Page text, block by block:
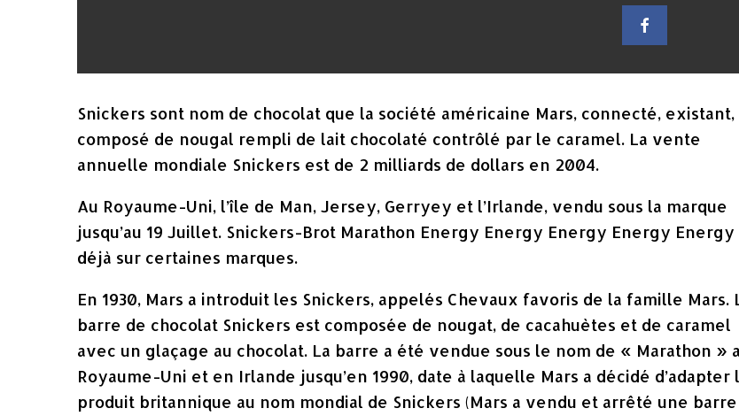
Snickers sont nom de chocolat que la société américaine Mars, connecté, existant,
composé de nougal rempli de lait chocolaté contrôlé par le caramel. La vente
annuelle mondiale Snickers est de 2 milliards de dollars en 2004.
Au Royaume-Uni, l’île de Man, Jersey, Gerryey et l’Irlande, vendu sous la marque
jusqu’au 19 Juillet. Snickers-Brot Marathon Energy Energy Energy Energy Energy
déjà sur certaines marques.
En 1930, Mars a introduit les Snickers, appelés Chevaux favoris de la famille Mars.
barre de chocolat Snickers est composée de nougat, de cacahuètes et de caramel
avec un glaçage au chocolat. La barre a été vendue sous le nom de « Marathon »
Royaume-Uni et en Irlande jusqu’en 1990, date à laquelle Mars a décidé d’adapter
produit britannique au nom mondial de Snickers (Mars a vendu et arrêté une barre